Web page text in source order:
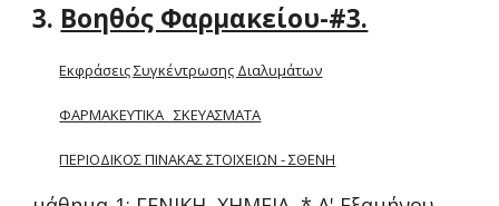
3. Βοηθός Φαρμακείου-#3.
Εκφράσεις Συγκέντρωσης Διαλυμάτων
ΦΑΡΜΑΚΕΥΤΙΚΑ ΣΚΕΥΑΣΜΑΤΑ
ΠΕΡΙΟΔΙΚΟΣ ΠΙΝΑΚΑΣ ΣΤΟΙΧΕΙΩΝ - ΣΘΕΝΗ